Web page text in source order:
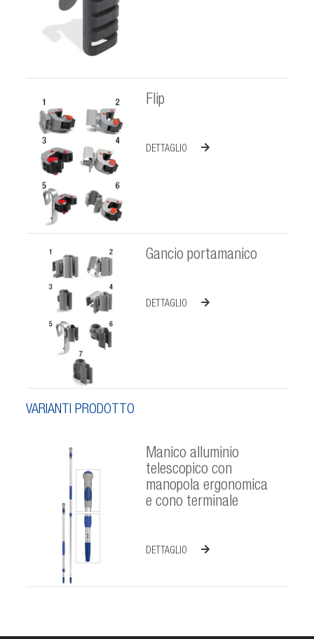
Flip
DETTAGLIO
Gancio portamanico
DETTAGLIO
VARIANTI PRODOTTO
Manico alluminio
telescopico con
manopola ergonomica
e cono terminale
DETTAGLIO